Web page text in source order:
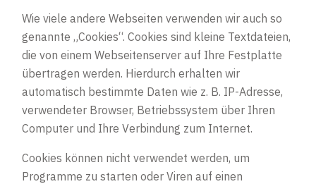
Wie viele andere Webseiten verwenden wir auch so
genannte „Cookies“. Cookies sind kleine Textdateien,
die von einem Webseitenserver auf Ihre Festplatte
übertragen werden. Hierdurch erhalten wir
automatisch bestimmte Daten wie z. B. IP-Adresse,
verwendeter Browser, Betriebssystem über Ihren
Computer und Ihre Verbindung zum Internet.
Cookies können nicht verwendet werden, um
Programme zu starten oder Viren auf einen